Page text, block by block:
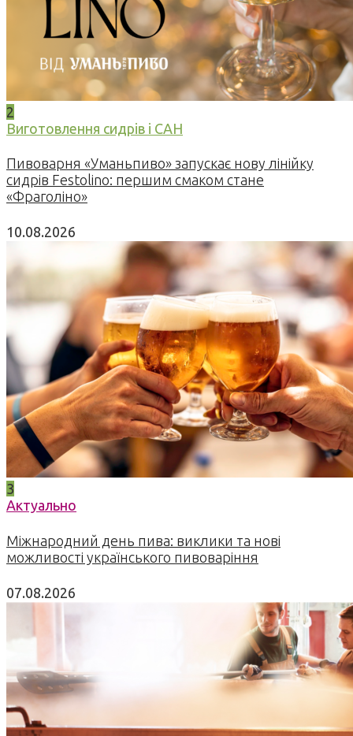
2
Виготовлення сидрів і САН
Пивоварня «Уманьпиво» запускає нову лінійку
сидрів Festolino: першим смаком стане
«Фраголіно»
10.08.2026
3
Актуально
Міжнародний день пива: виклики та нові
можливості українського пивоваріння
07.08.2026